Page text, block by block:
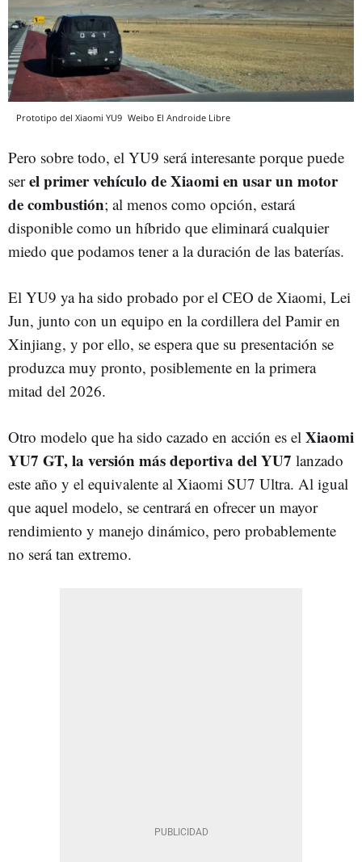
Prototipo del Xiaomi YU9 Weibo El Androide Libre
Pero sobre todo, el YU9 será interesante porque puede
serel primer vehículo de Xiaomi en usar un motor
de combustión; al menos como opción, estará
disponible como un híbrido que eliminará cualquier
miedo que podamos tener a la duración de las baterías.
El YU9 ya ha sido probado por el CEO de Xiaomi, Lei
Jun, junto con un equipo en la cordillera del Pamir en
Xinjiang, y por ello, se espera que su presentación se
produzca muy pronto, posiblemente en la primera
mitad del 2026.
Otro modelo que ha sido cazado en acción es el Xiaomi
YU7 GT, la versión más deportiva del YU7 lanzado
este año y el equivalente al Xiaomi SU7 Ultra. Al igual
que aquel modelo, se centrará en ofrecer un mayor
rendimiento y manejo dinámico, pero probablemente
no será tan extremo.